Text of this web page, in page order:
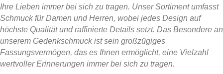
Ihre Lieben immer bei sich zu tragen. Unser Sortiment umfasst
Schmuck für Damen und Herren, wobei jedes Design auf
höchste Qualität und raffinierte Details setzt. Das Besondere an
unserem Gedenkschmuck ist sein großzügiges
Fassungsvermögen, das es Ihnen ermöglicht, eine Vielzahl
wertvoller Erinnerungen immer bei sich zu tragen.